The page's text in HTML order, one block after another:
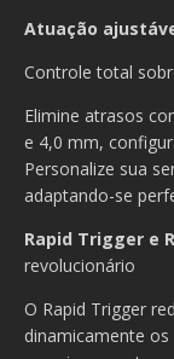
Atuação
Controle total
Elimine atrasos
e 4,0 mm,
Personalize sua
adaptando-se
Rapid Trigger e
revolucionário
O Rapid Trigger
dinamicamente